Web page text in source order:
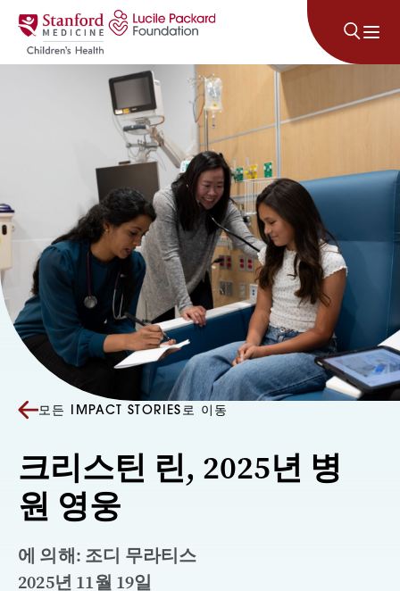
콘텐츠로 건너뛰기
모든 IMPACT STORIES로 이동
크리스틴 린, 2025년 병
원 영웅
에 의해: 조디 무라티스
2025년 11월 19일